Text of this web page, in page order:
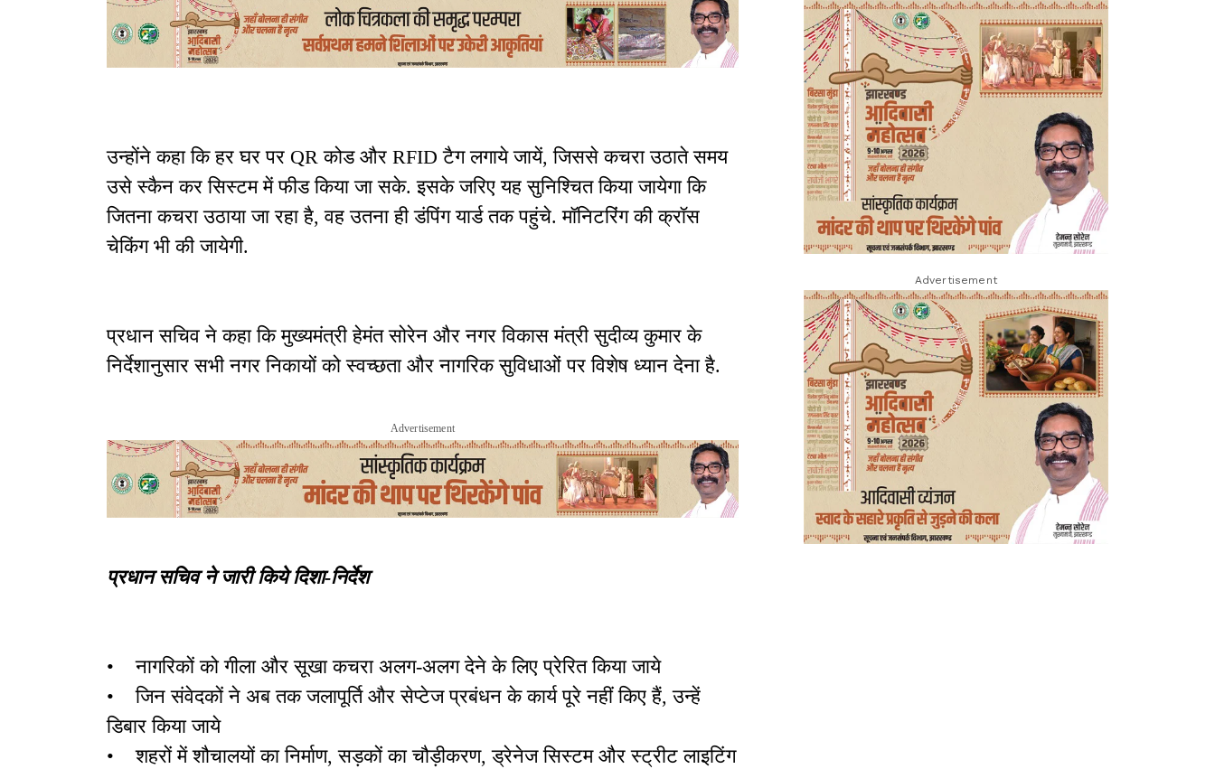
उन्होंने कहा कि हर घर पर QR कोड और RFID टैग लगाये जायें, जिससे कचरा उठाते समय
उसे स्कैन कर सिस्टम में फीड किया जा सके. इसके जरिए यह सुनिश्चित किया जायेगा कि
जितना कचरा उठाया जा रहा है, वह उतना ही डंपिंग यार्ड तक पहुंचे. मॉनिटरिंग की क्रॉस
चेकिंग भी की जायेगी.
प्रधान सचिव ने कहा कि मुख्यमंत्री हेमंत सोरेन और नगर विकास मंत्री सुदीव्य कुमार के
निर्देशानुसार सभी नगर निकायों को स्वच्छता और नागरिक सुविधाओं पर विशेष ध्यान देना है.
Advertisement
प्रधान सचिव ने जारी किये दिशा-निर्देश
• नागरिकों को गीला और सूखा कचरा अलग-अलग देने के लिए प्रेरित किया जाये
• जिन संवेदकों ने अब तक जलापूर्ति और सेप्टेज प्रबंधन के कार्य पूरे नहीं किए हैं, उन्हें
डिबार किया जाये
• शहरों में शौचालयों का निर्माण, सड़कों का चौड़ीकरण, ड्रेनेज सिस्टम और स्ट्रीट लाइटिंग
Advertisement